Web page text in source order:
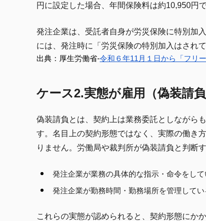
円に設定した場合、年間保険料は約10,950円で
発注企業は、受託者自身が労災保険に特別加
には、発注時に「労災保険の特別加入はされ
出典：厚生労働省-令和６年11月１日から「フリ
ケース2.実態が雇用（偽装請
偽装請負とは、契約上は業務委託としながら
す。名目上の契約形態ではなく、実際の働き
りません。労働局や裁判所が偽装請負と判断
発注企業が業務の具体的な指示・命令をして
発注企業が勤務時間・勤務場所を管理してい
これらの実態が認められると、契約形態にか